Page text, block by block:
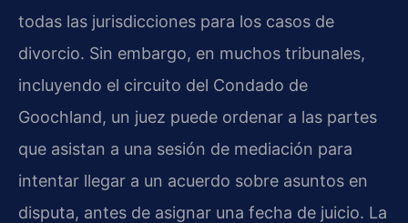
todas las jurisdicciones para los casos de
divorcio. Sin embargo, en muchos tribunales,
incluyendo el circuito del Condado de
Goochland, un juez puede ordenar a las partes
que asistan a una sesión de mediación para
intentar llegar a un acuerdo sobre asuntos en
disputa, antes de asignar una fecha de juicio. La